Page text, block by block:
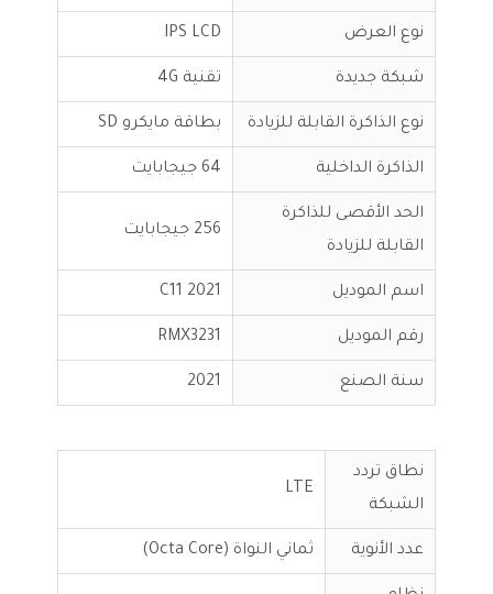
نوع العرض IPS LCD
شبكة جديدة تقنية 4G
نوع الذاكرة القابلة للزيادة بطاقة مايكرو SD
الذاكرة الداخلية 64 جيجابايت
الحد الأقصى للذاكرة
القابلة للزيادة
256 جيجابايت
اسم الموديل C11 2021
رقم الموديل RMX3231
سنة الصنع 2021
نطاق تردد
الشبكة
LTE
عدد الأنوية ثماني النواة (Octa Core)